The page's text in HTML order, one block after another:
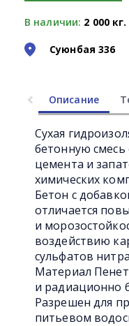
В наличии: 2 000 кг.
Суюнбая 336
Описание
Сухая
бетонную смесь
цемента и
химических
Бетон с
отличается
и
воздействию
сульфатов
Материал
и радиационно
Разрешен для
питьевом